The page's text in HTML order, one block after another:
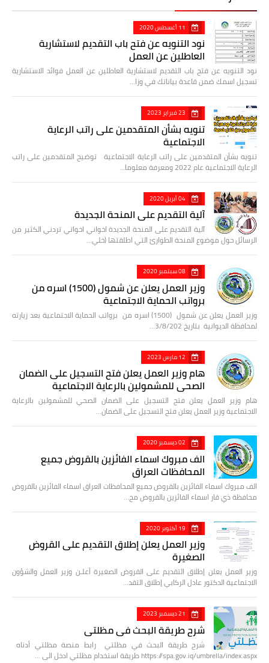
11 أغسطس 2020
نود التنويه عن فتح باب التقديم لاستشارية
العاطلين عن العمل
نود التنويه عن فتح باب التقديم لاستشارية العاطلين عن العمل فوائد الاستشارية
تسجيل اسمك ضمن قاعدة بياناتك في وزا…
23 فبراير 2023
تنويه بشأن المتقدمين على راتب الرعاية
الاجتماعية
تنويه بشأن المتقدمين على راتب الرعاية الاجتماعية توضيح المتقدمين على راتب
الرعاية الاجتماعية عام 2022 ومعرفة معلوما…
04 أبريل 2020
آلية التقديم على المنحة الجديدة
آلية التقديم على المنحة الجديدة اخواني اخواتي تردني الكثير من
الرسائل حول موضوع المنحة الطوارئ التي اطلقتها (خلي…
08 سبتمبر 2020
وزير العمل يعلن عن شمول (1500) اسره من
برواتب الحماية الاجتماعية
وزير العمل يعلن عن شمول (1500) اسره من برواتب الحماية الاجتماعية بعد زيارته
لمحافظة الديوانية بتاريخ 3/8/202…
12 مارس 2023
هام وزير العمل يعلن فتح التسجيل على الضمان
الصحي للمشمولين بالرعاية الاجتماعية
هام وزير العمل يعلن فتح التسجيل على الضمان الصحي للمشمولين بالرعاية
الاجتماعية وزير العمل يعلن فتح التسجيل على الضمان…
02 ديسمبر 2020
الف مبروك اسماء الفائزين بالقروض جميع
المحافظات العراق
الف مبروك اسماء الفائزين بالقروض جميع المحافظات العراق اسماء الفائزين بالقروض
محافظة ذي قار اسماء الفائزين بالقروض مح…
19 أكتوبر 2020
وزير العمل يعلن إطلاق التقديم على القروض
الصغيرة
وزير العمل يعلن إطلاق التقديم على القروض الصغيرة أعلـن وزير العمل والشؤون
الاجتماعية الدكتور عادل الركابي إطلاق التقد…
21 ديسمبر 2023
شرح طريقة البحث في مظلتي
شرح طريقة البحث في مظلتي رابط منصة مظلتي أدناه
https://spa.gov.iq/umbrella/index.aspx طريقة استخدام مظلتي ادخل الى …